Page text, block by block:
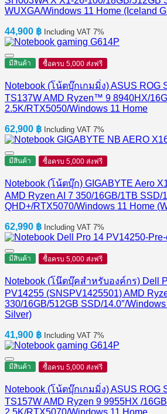
WUXGA/Windows 11 Home (Iceland
44,900 ฿ Including VAT 7%
มีสินค้า ซื้อครบ 5,000 ส่งฟรี
Notebook (โน้ตบุ๊กเกมมิ่ง) ASUS ROG
TS137W AMD Ryzen™ 9 8940HX/
2.5K/RTX5050/Windows 11 Home
62,900 ฿ Including VAT 7%
มีสินค้า ซื้อครบ 5,000 ส่งฟรี
Notebook (โน้ตบุ๊ก) GIGABYTE Aero
AMD Ryzen AI 7 350/16GB/1TB SSD/
QHD+/RTX5070/Windows 11 Home
62,990 ฿ Including VAT 7%
มีสินค้า ซื้อครบ 5,000 ส่งฟรี
Notebook (โน๊ตบุ๊คสำหรับองค์กร) Dell
PV14255 (SNSPV1425501) AMD
330/16GB/512GB SSD/14.0″/
Silver)
41,900 ฿ Including VAT 7%
มีสินค้า ซื้อครบ 5,000 ส่งฟรี
Notebook (โน้ตบุ๊กเกมมิ่ง) ASUS ROG
TS157W AMD Ryzen 9 9955HX /